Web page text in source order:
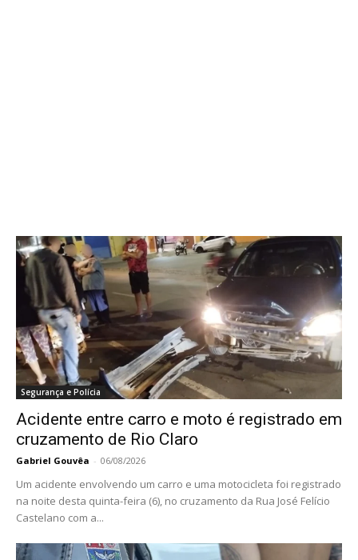
Segurança e Polícia
Acidente entre carro e moto é registrado em
cruzamento de Rio Claro
Gabriel Gouvêa - 06/08/2026
Um acidente envolvendo um carro e uma motocicleta foi registrado
na noite desta quinta-feira (6), no cruzamento da Rua José Felício
Castelano com a...